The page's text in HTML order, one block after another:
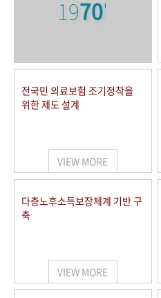
사진 아카이브 문서 기록물
50+1 주년 기념
세계와 함께 한 KIHASA
VR 역사관
1970'
전국민 의료보험 조기정착을
위한 제도 설계
VIEW MORE
다층노후소득보장체계 기반 구
축
VIEW MORE